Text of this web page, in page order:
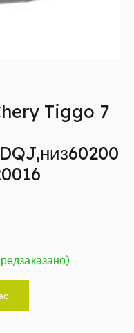
Tiggo 7